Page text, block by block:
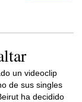
un videoclip
de sus singles
ha decidido